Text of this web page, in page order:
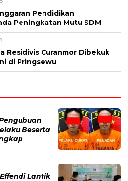
Pendidikan
Peningkatan Mutu SDM
Residivis Curanmor Dibekuk
di Pringsewu
Beserta
Lantik